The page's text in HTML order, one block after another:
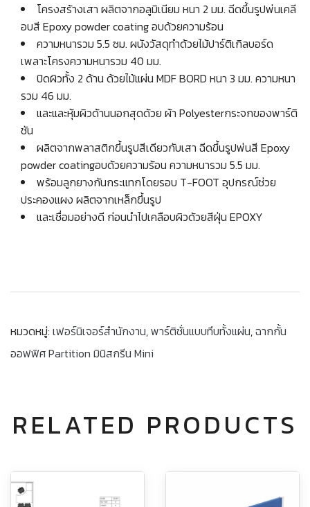
โครงสร้างเสา ผลิตจากอลูมิเนียม หนา 2 มม. ฉีดขึ้นรูปพ่นเคลี
อบสี Epoxy powder coating อบด้วยความร้อน
ความหนารวม 5.5 ซม. ผนังวัสดุทำด้วยไม้ปาร์ติเกิลบอร์ด
เพลาะโครงความหนารวม 40 มม.
ปิดผิวทั้ง 2 ด้าน ด้วยไม้แผ่น MDF BORD หนา 3 มม. ความหนา
รวม 46 มม.
และและหุ้มผิวด้านนอกสุดด้วย ผ้า Polyesterกระจกของพาร์ติ
ชัน
ผลิตจากพลาสติกขึ้นรูปสีเดียวกับเสา ฉีดขึ้นรูปพ่นสี Epoxy
powder coatingอบด้วยความร้อน ความหนารวม 5.5 มม.
พร้อมลูกยางกันกระแทกโดยรอบ T-FOOT อุปกรณ์ช่วย
ประคองแผง ผลิตจากเหล็กขึ้นรูป
และเชื่อมอย่างดี ก่อนนำไปเคลือบผิวด้วยสีฝุ่น EPOXY
หมวดหมู่: เฟอร์นิเจอร์สำนักงาน,พาร์ติชั่นแบบทึบทั้งแผ่น,ฉากกั้น
ออฟฟิศ Partition มินิสกรีน Mini
RELATED PRODUCTS